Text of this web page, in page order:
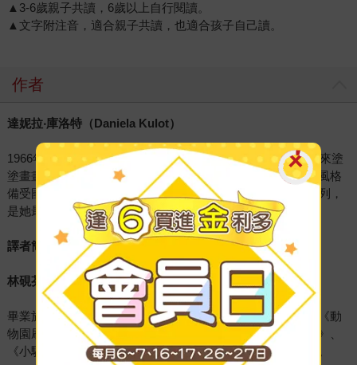
▲3-6歲親子共讀，6歲以上自行閱讀。
▲文字附注音，適合親子共讀，也適合孩子自己讀。
作者
達妮拉‧庫洛特（Daniela Kulot）
1966年生，從小就鍾情於繪畫，無論手上拿到什麼，都能拿來塗
塗畫畫，她現在住在德國的奧格斯堡，獨特的幽默感和原創風格
備受國際肯定，至今已出版了20年的《鱷魚愛上長頸鹿》系列，
是她最受歡迎的作品。
譯者簡介
林硯芬
畢業於東吳大學德文系碩士班，現為專職譯者。繪本譯作有《動
物園刷牙日》、《不要隨便跟陌生人走》、《約翰娜坐火車》、
《小駱駝，索拉雅》，以及《鱷魚愛上長頸鹿》套書４冊等。